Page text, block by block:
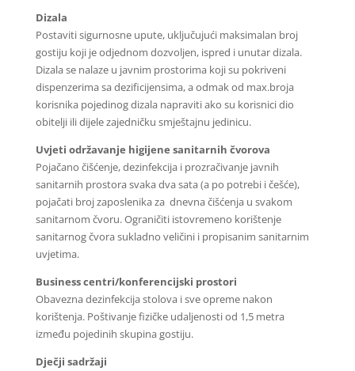
Dizala
Postaviti sigurnosne upute, uključujući maksimalan broj
gostiju koji je odjednom dozvoljen, ispred i unutar dizala.
Dizala se nalaze u javnim prostorima koji su pokriveni
dispenzerima sa dezificijensima, a odmak od max.broja
korisnika pojedinog dizala napraviti ako su korisnici dio
obitelji ili dijele zajedničku smještajnu jedinicu.
Uvjeti održavanje higijene sanitarnih čvorova
Pojačano čišćenje, dezinfekcija i prozračivanje javnih
sanitarnih prostora svaka dva sata (a po potrebi i češće),
pojačati broj zaposlenika za dnevna čišćenja u svakom
sanitarnom čvoru. Ograničiti istovremeno korištenje
sanitarnog čvora sukladno veličini i propisanim sanitarnim
uvjetima.
Business centri/konferencijski prostori
Obavezna dezinfekcija stolova i sve opreme nakon
korištenja. Poštivanje fizičke udaljenosti od 1,5 metra
između pojedinih skupina gostiju.
Dječji sadržaji